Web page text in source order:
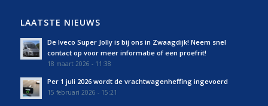
LAATSTE NIEUWS
De Iveco Super Jolly is bij ons in Zwaagdijk! Neem snel
contact op voor meer informatie of een proefrit!
18 maart 2026 - 11:38
Per 1 juli 2026 wordt de vrachtwagenheffing ingevoerd
15 februari 2026 - 15:21